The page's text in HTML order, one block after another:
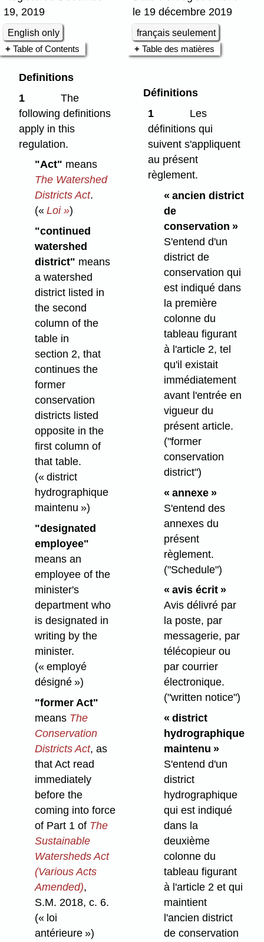
19, 2019
English only
le 19 décembre 2019
français seulement
Table of Contents
Table des matières
Definitions
1
The
following definitions
apply in this
regulation.
"Act" means
The Watershed
Districts Act.
(« Loi »)
"continued
watershed
district" means
a watershed
district listed in
the second
column of the
table in
section 2, that
continues the
former
conservation
districts listed
opposite in the
first column of
that table.
(« district
hydrographique
maintenu »)
"designated
employee"
means an
employee of the
minister's
department who
is designated in
writing by the
minister.
(« employé
désigné »)
"former Act"
means The
Conservation
Districts Act, as
that Act read
immediately
before the
coming into force
of Part 1 of The
Sustainable
Watersheds Act
(Various Acts
Amended),
S.M. 2018, c. 6.
(« loi
antérieure »)
Définitions
1
Les
définitions qui
suivent s'appliquent
au présent
règlement.
« ancien district
de
conservation »
S'entend d'un
district de
conservation qui
est indiqué dans
la première
colonne du
tableau figurant
à l'article 2, tel
qu'il existait
immédiatement
avant l'entrée en
vigueur du
présent article.
("former
conservation
district")
« annexe »
S'entend des
annexes du
présent
règlement.
("Schedule")
« avis écrit »
Avis délivré par
la poste, par
messagerie, par
télécopieur ou
par courrier
électronique.
("written notice")
« district
hydrographique
maintenu »
S'entend d'un
district
hydrographique
qui est indiqué
dans la
deuxième
colonne du
tableau figurant
à l'article 2 et qui
maintient
l'ancien district
de conservation